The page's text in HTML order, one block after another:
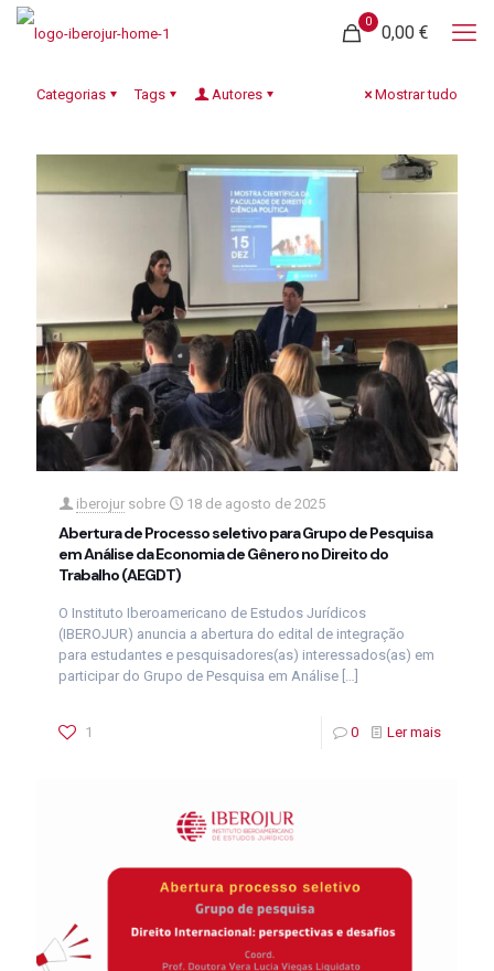
0
0,00 €
Categorias Tags Autores Mostrar tudo
iberojur sobre 18 de agosto de 2025
Abertura de Processo seletivo para Grupo de Pesquisa
em Análise da Economia de Gênero no Direito do
Trabalho (AEGDT)
O Instituto Iberoamericano de Estudos Jurídicos
(IBEROJUR) anuncia a abertura do edital de integração
para estudantes e pesquisadores(as) interessados(as) em
participar do Grupo de Pesquisa em Análise […]
1 0 Ler mais